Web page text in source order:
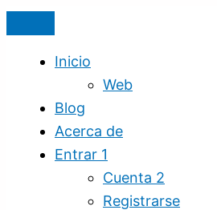
Ir
al
contenido
Inicio
Web
Blog
Acerca de
Entrar 1
Cuenta 2
Registrarse
Cómo
Tener
Desde
Redirigir
un
Dominio
Principal
Registra
Dominios
Gana
Dinero
Parqueo
Dominios